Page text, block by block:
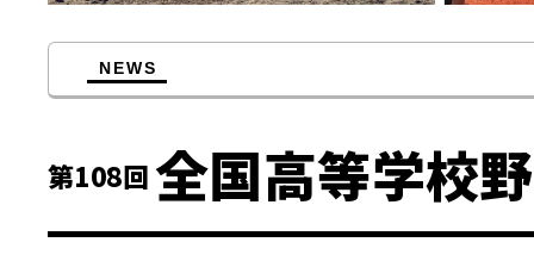
NEWS
第108回 全国高等学校